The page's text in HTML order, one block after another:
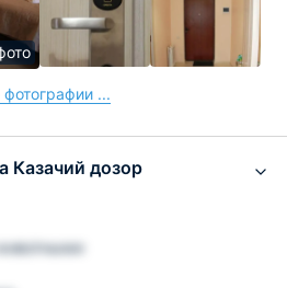
фотографии ...
Казачий дозор